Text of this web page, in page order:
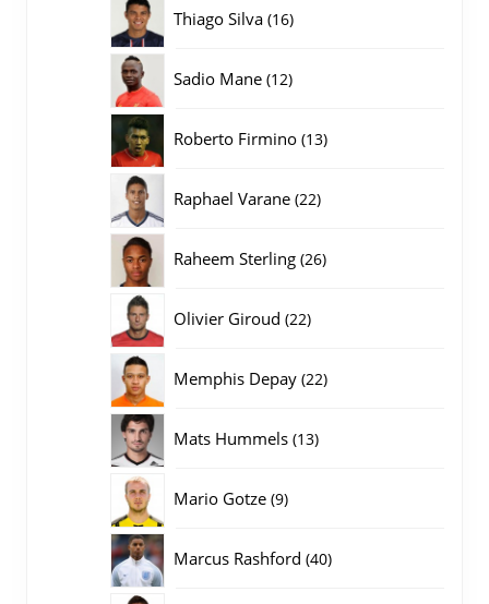
Thiago Silva 1616
Sadio Mane 1212
Roberto Firmino 1313
Raphael Varane 2222
Raheem Sterling 2626
Olivier Giroud 2222
Memphis Depay 2222
Mats Hummels 1313
Mario Gotze 99
Marcus Rashford 4040